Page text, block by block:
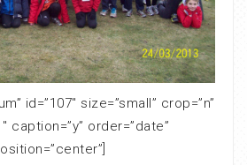
id=”107″ size=”small” crop=”n”
caption=”y” order=”date”